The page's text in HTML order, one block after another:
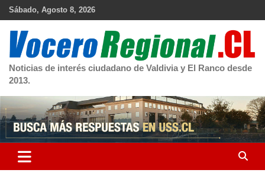
Skip
Sábado, Agosto 8, 2026
Noticias de interés ciudadano de Valdivia y El Ranco desde
2013.